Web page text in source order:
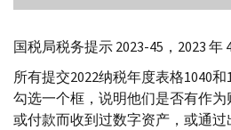
国税局税务提示 2023-45，2023 年
所有提交2022纳税年度表格1040和
勾选一个框，说明他们是否有作
或付款而收到过数字资产，或通